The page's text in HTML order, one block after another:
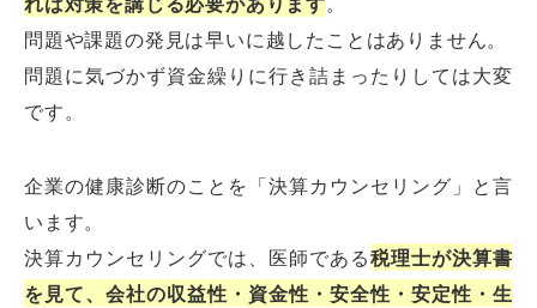
問題や課題の発見は早いに越したことはありません。
問題に気づかず資金繰りに行き詰まったりしては大変
です。
企業の健康診断のことを「決算カウンセリング」と言
います。
決算カウンセリングでは、医師である税理士が決算書
を見て、会社の収益性・資金性・安全性・安定性・生